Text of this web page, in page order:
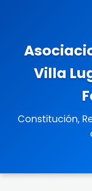
Villa
Constitución,